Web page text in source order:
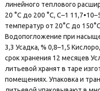
линейного теплового
20 °C до 200 °C, С–1
температур от 20°C до
Водопогложение при
3,3 Усадка, % 0,8–1,5
срок хранения 12 месяцев
литьевой хранят в таре
помещениях. Упаковка и